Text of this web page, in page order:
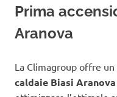
Prima
Aranova
La Climagroup offre
caldaie Biasi Aranova